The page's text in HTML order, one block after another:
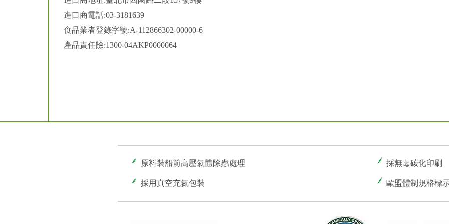
進口商電話:03-3181639
食品業者登錄字號:A-112866302-00000-6
產品責任險:1300-04AKP0000064
原料裝船前高壓氣體除蟲處理
採用真空充氮包裝
採無毒碳化印刷
歐盟體制規格標